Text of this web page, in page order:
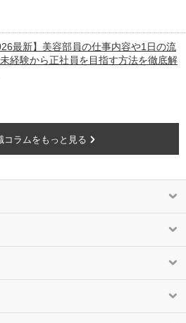
最新】美容部員の仕事内容や1日の流
経験から正社員を目指す方法を徹底解
コラムをもっと見る